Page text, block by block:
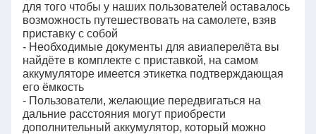
для того чтобы у наших пользователей оставалось
возможность путешествовать на самолете, взяв
приставку с собой
- Необходимые документы для авиаперелёта вы
найдёте в комплекте с приставкой, на самом
аккумуляторе имеется этикетка подтверждающая
его ёмкость
- Пользователи, желающие передвигаться на
дальние расстояния могут приобрести
дополнительный аккумулятор, который можно